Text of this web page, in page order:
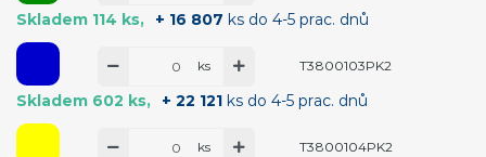
Skladem 114 ks + 16 807 ks do 4-5 prac. dnů
Skladem 602 ks + 22 121 ks do 4-5 prac. dnů
ks T3800103PK2
ks T3800104PK2